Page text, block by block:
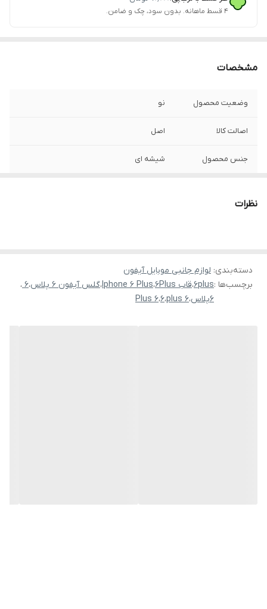
۴ قسط ماهانه. بدون سود، چک و ضامن.
مشخصات
وضعیت محصول نو
اصالت کالا اصل
جنس محصول شیشه ای
نظرات
دسته‌بندی: لوازم جانبی موبایل آیفون
برچسب‌ها :6plus،قاب 6Plus ،Iphone 6 Plus،گلس آیفون 6 پلاس ،6 ،
6پلاس
،6 plus ،6،6 Plus